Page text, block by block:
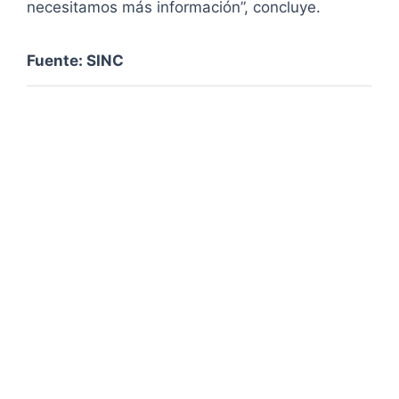
necesitamos más información”, concluye.
Fuente: SINC